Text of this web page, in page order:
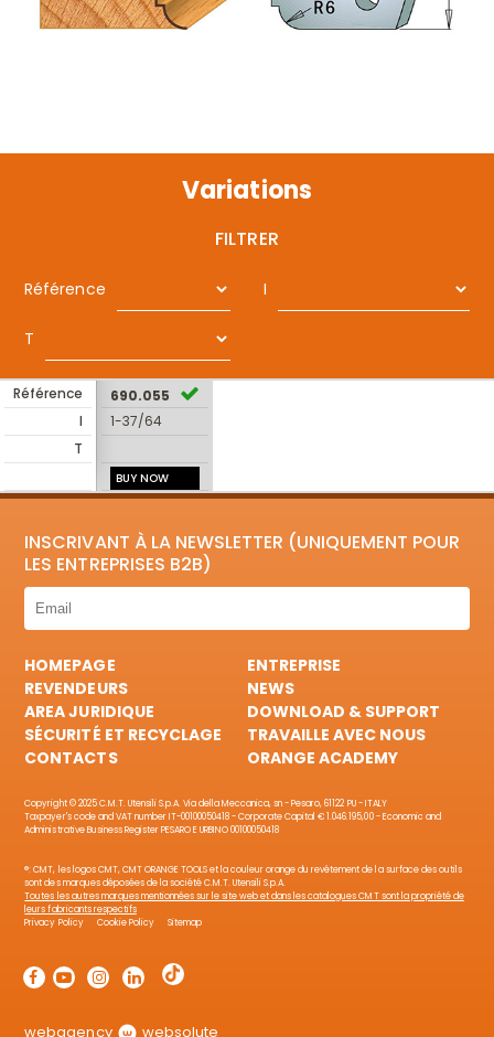
Variations
FILTRER
Référence I
T
Référence
I
T
690.055
1-37/64
BUY NOW
INSCRIVANT À LA NEWSLETTER (UNIQUEMENT POUR
LES ENTREPRISES B2B)
HOMEPAGE
ENTREPRISE
REVENDEURS
NEWS
AREA JURIDIQUE
DOWNLOAD & SUPPORT
SÉCURITÉ ET RECYCLAGE
TRAVAILLE AVEC NOUS
CONTACTS
ORANGE ACADEMY
Copyright © 2025 C.M.T. Utensili S.p.A. Via della Meccanica, sn - Pesaro, 61122 PU - ITALY
Taxpayer's code and VAT number IT-00100050418 - Corporate Capital € 1.046.195,00 - Economic and
Administrative Business Register PESARO E URBINO 00100050418
®: CMT, les logos CMT, CMT ORANGE TOOLS et la couleur orange du revêtement de la surface des outils
sont des marques déposées de la société C.M.T. Utensili S.p.A.
Toutes les autres marques mentionnées sur le site web et dans les catalogues CMT sont la propriété de
leurs fabricants respectifs
Privacy Policy
Cookie Policy Sitemap
webagency websolute